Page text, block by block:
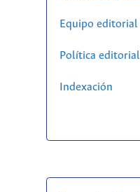
Equipo editorial
Política editorial
Indexación